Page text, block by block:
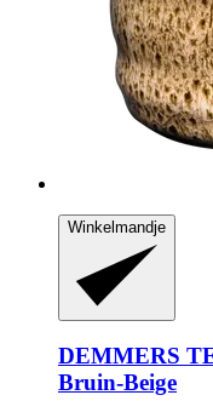
Winkelmandje
DEMMERS
Bruin-​Beige